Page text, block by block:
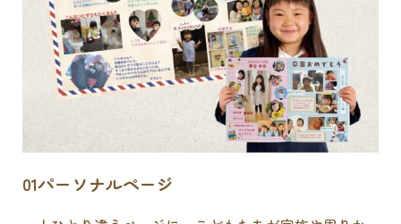
01パーソナルページ